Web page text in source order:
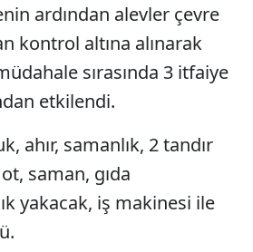
ardından alevler çevre
kontrol altına alınarak
sırasında 3 itfaiye
etkilendi.
ahır, samanlık, 2 tandır
saman, gıda
yakacak, iş makinesi ile